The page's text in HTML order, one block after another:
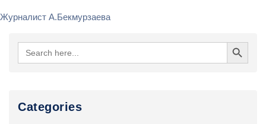
Журналист А.Бекмурзаева
Search
for:
Search Button
Сategories